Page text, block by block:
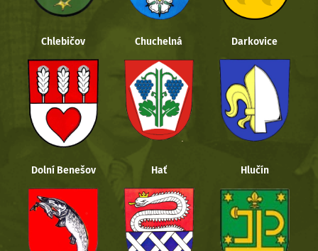
Chlebičov Chuchelná Darkovice
Dolní Benešov Hať Hlučín